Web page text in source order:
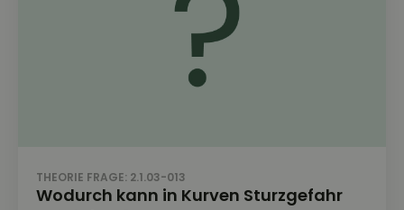
THEORIE FRAGE: 2.1.03-013
Wodurch kann in Kurven Sturzgefahr